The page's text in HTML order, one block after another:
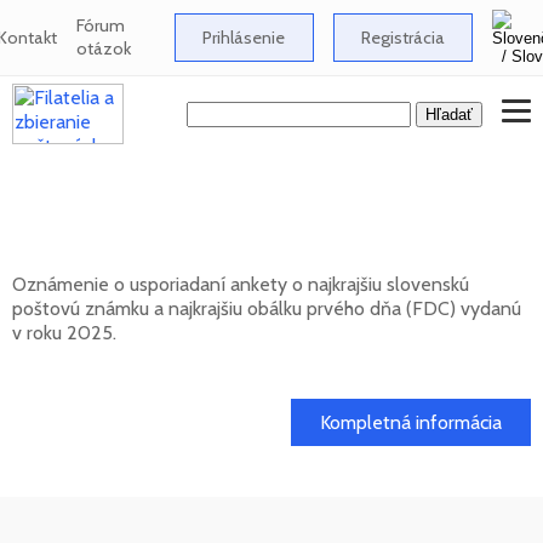
Fórum
otázok Prihlásenie Registrácia
Oznámenie o usporiadaní ankety o najkrajšiu slovenskú
poštovú známku a najkrajšiu obálku prvého dňa (FDC) vydanú
v roku 2025.
Kompletná informácia